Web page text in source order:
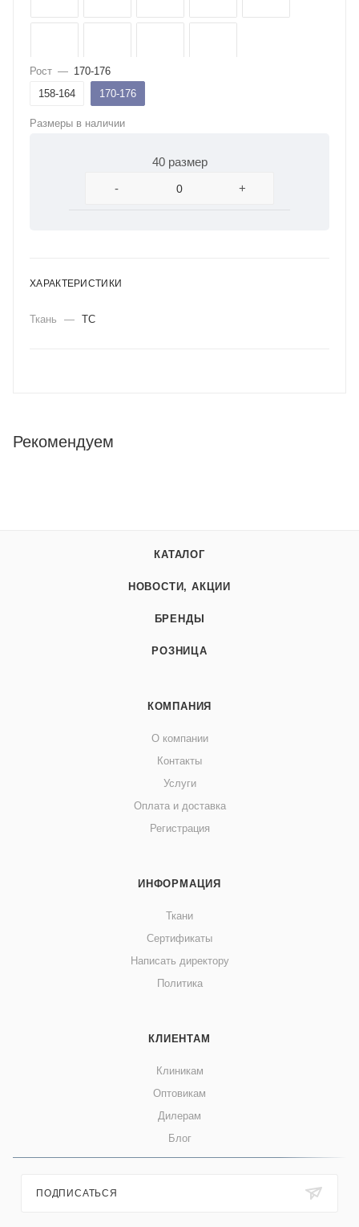
Рост — 170-176
158-164
170-176
Размеры в наличии
40 размер
-
+
ХАРАКТЕРИСТИКИ
Ткань — ТС
Рекомендуем
КАТАЛОГ
НОВОСТИ, АКЦИИ
БРЕНДЫ
РОЗНИЦА
КОМПАНИЯ
О компании
Контакты
Услуги
Оплата и доставка
Регистрация
ИНФОРМАЦИЯ
Ткани
Сертификаты
Написать директору
Политика
КЛИЕНТАМ
Клиникам
Оптовикам
Дилерам
Блог
ПОДПИСАТЬСЯ